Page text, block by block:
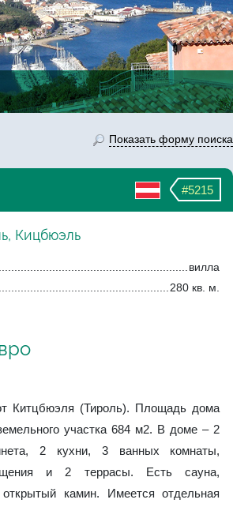
Показать форму поиска
#5215
Кицбюэль
вилла
280 кв. м.
Китцбюэля (Тироль). Площадь дома
участка 684 м2. В доме – 2
2 кухни, 3 ванных комнаты,
и 2 террасы. Есть сауна,
открытый камин. Имеется отдельная